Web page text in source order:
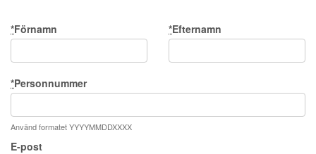
*Förnamn *Efternamn
*Personnummer
Använd formatet YYYYMMDDXXXX
E-post